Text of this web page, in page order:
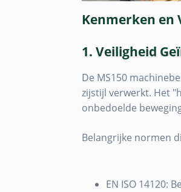
Kenmerken en
1. Veiligheid
De MS150
zijstijl verwerkt. Het
onbedoelde
Belangrijke normen
EN ISO 14120: